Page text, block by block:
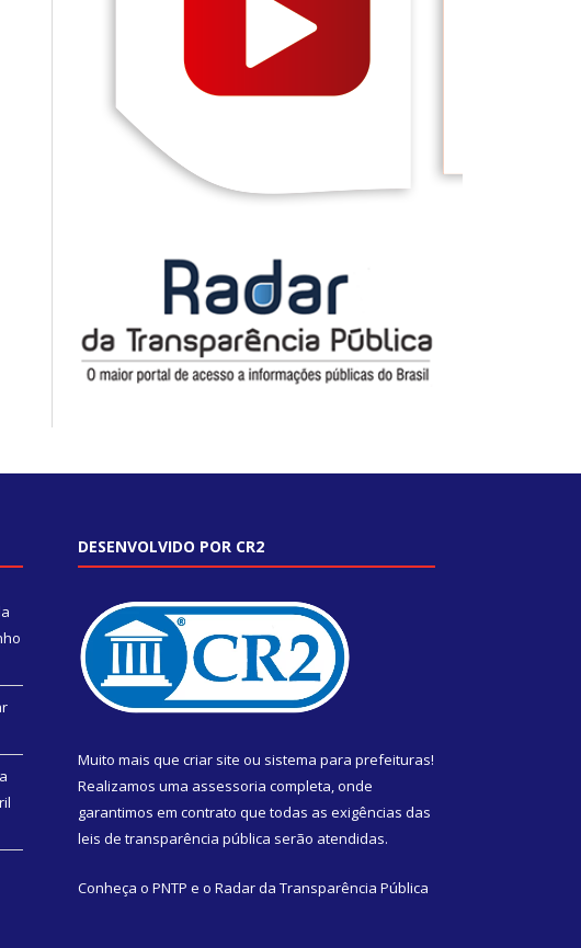
DESENVOLVIDO POR CR2
Muito mais que criar site ou sistema para prefeituras!
Realizamos uma assessoria completa, onde
garantimos em contrato que todas as exigências das
leis de transparência pública serão atendidas.
Conheça o PNTP e o Radar da Transparência Pública